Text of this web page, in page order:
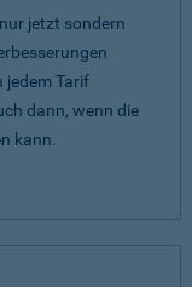
jetzt sondern
jedem Tarif
dann, wenn die
kann.